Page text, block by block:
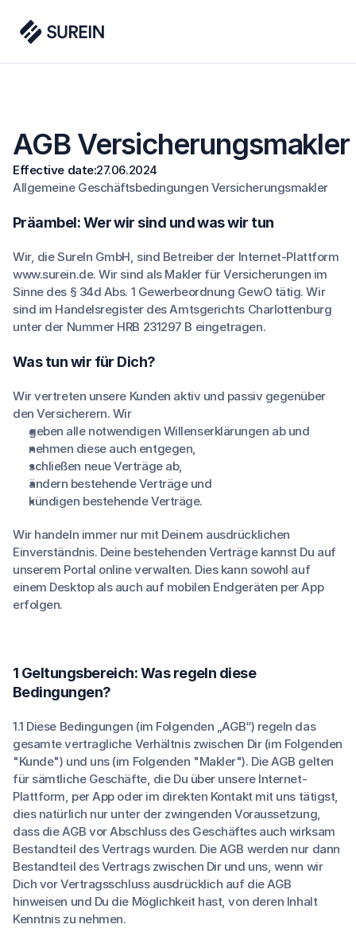
AGB Versicherungsmakler
Effective date:27.06.2024
Allgemeine Geschäftsbedingungen Versicherungsmakler
Präambel: Wer wir sind und was wir tun
Wir, die SureIn GmbH, sind Betreiber der Internet-Plattform
www.surein.de. Wir sind als Makler für Versicherungen im
Sinne des § 34d Abs. 1 Gewerbeordnung GewO tätig. Wir
sind im Handelsregister des Amtsgerichts Charlottenburg
unter der Nummer HRB 231297 B eingetragen.
Was tun wir für Dich?
Wir vertreten unsere Kunden aktiv und passiv gegenüber
den Versicherern. Wir
geben alle notwendigen Willenserklärungen ab und
nehmen diese auch entgegen,
schließen neue Verträge ab,
ändern bestehende Verträge und
kündigen bestehende Verträge.
Wir handeln immer nur mit Deinem ausdrücklichen
Einverständnis. Deine bestehenden Verträge kannst Du auf
unserem Portal online verwalten. Dies kann sowohl auf
einem Desktop als auch auf mobilen Endgeräten per App
erfolgen.
1 Geltungsbereich: Was regeln diese
Bedingungen?
1.1 Diese Bedingungen (im Folgenden „AGB“) regeln das
gesamte vertragliche Verhältnis zwischen Dir (im Folgenden
"Kunde") und uns (im Folgenden "Makler"). Die AGB gelten
für sämtliche Geschäfte, die Du über unsere Internet-
Plattform, per App oder im direkten Kontakt mit uns tätigst,
dies natürlich nur unter der zwingenden Voraussetzung,
dass die AGB vor Abschluss des Geschäftes auch wirksam
Bestandteil des Vertrags wurden. Die AGB werden nur dann
Bestandteil des Vertrags zwischen Dir und uns, wenn wir
Dich vor Vertragsschluss ausdrücklich auf die AGB
hinweisen und Du die Möglichkeit hast, von deren Inhalt
Kenntnis zu nehmen.